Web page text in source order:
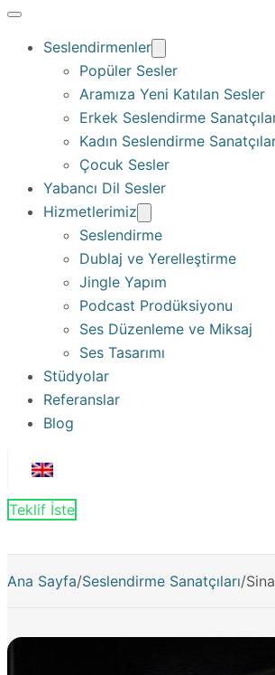
Seslendirmenler
Popüler Sesler
Aramıza Yeni Katılan Sesler
Erkek Seslendirme
Kadın Seslendirme
Çocuk Sesler
Yabancı Dil Sesler
Hizmetlerimiz
Seslendirme
Dublaj ve Yerelleştirme
Jingle Yapım
Podcast Prodüksiyonu
Ses Düzenleme ve Miksaj
Ses Tasarımı
Stüdyolar
Referanslar
Blog
Teklif İste
Ana Sayfa/Seslendirme Sanatçıları/